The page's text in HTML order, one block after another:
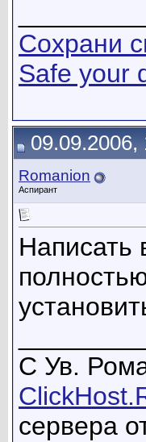
Сохрани
Safe your
09.09.2006,
Romanion
Аспирант
Написать
С Ув.
сервера